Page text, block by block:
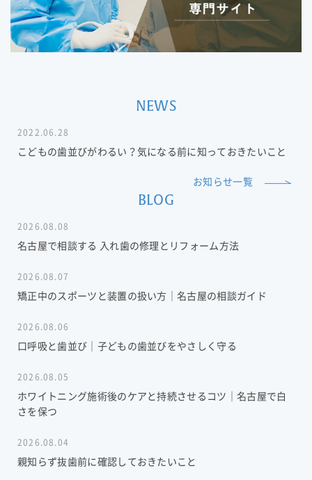
NEWS
2022.06.28
こどもの歯並びがわるい？気になる前に知っておきたいこと
お知らせ一覧
BLOG
2026.08.08
名古屋で相談する 入れ歯の修理とリフォーム方法
2026.08.07
矯正中のスポーツと装置の扱い方｜名古屋の相談ガイド
2026.08.06
口呼吸と歯並び｜子どもの歯並びをやさしく守る
2026.08.05
ホワイトニング施術後のケアと持続させるコツ｜名古屋で白
さを保つ
2026.08.04
親知らず抜歯前に確認しておきたいこと